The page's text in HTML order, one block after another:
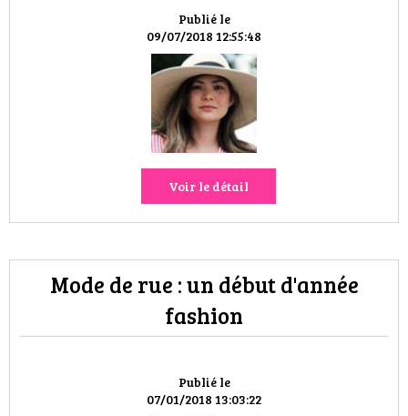
HISTOIRE DES MARQUES
DÉCO
VOYAGES & LOISIRS
Publié le
09/07/2018 12:55:48
Voir le détail
Publié le
07/01/2018 13:03:22
Mode de rue : un début d'année
fashion